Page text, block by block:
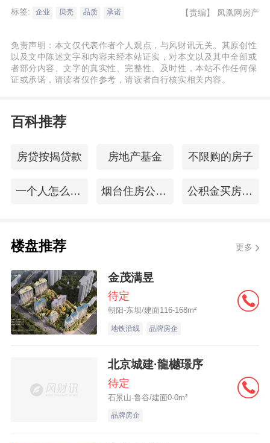
的风险也有相应的应对措施，并率先提出覆
上述报告显示，2020年，在标志性的30个重
手房交易服务承诺，占门店总产出的
房”承诺已经覆盖全国100个城市，让超过18
购房者 “ 无忧”。
房服务平台，为用户提供安全、可靠、温馨
壳找房平台将继续打造行业基础设施，连接
更多志同道合的合作伙伴，共同落实优质服
务标准，进一步提升对用户的服务质量。贝
质提升，持续探索新模式、新机制，全面拥
抱优质服务新时代。
标签: 企业 贝壳 品质 承诺 【责编】 凤凰网房产
免责声明：本文仅代表作者个人观点，与风财讯无关。其原创性
以及文中陈述文字和内容未经本站证实，对本文以及其中全部或
者部分内容、文字的真实性、完整性、及时性，本站不作任何保
证或承诺，请读者仅作参考，请读者自行核实相关内容。
百科推荐
房贷按揭贷款 房地产基金 不限购的房子
一个人怎么贷款 烟台住房公积金查询 公积金买房提取
楼盘推荐 更多
金茂满昱
待定
朝阳-东坝/建面116-168m²
地铁沿线 品牌房企
北京城建·龍樾璟序
待定
石景山-鲁谷/建面0-0m²
品牌房企